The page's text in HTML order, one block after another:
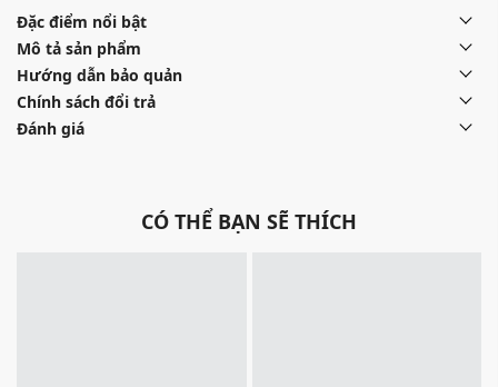
Đặc điểm nổi bật
Mô tả sản phẩm
Hướng dẫn bảo quản
Chính sách đổi trả
Đánh giá
CÓ THỂ BẠN SẼ THÍCH